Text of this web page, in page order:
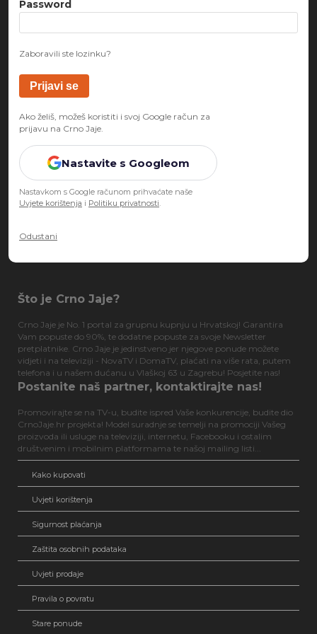
Password
Zaboravili ste lozinku?
Ako želiš, možeš koristiti i svoj Google račun za
prijavu na Crno Jaje.
Nastavite s Googleom
Nastavkom s Google računom prihvaćate naše
Uvjete korištenja i Politiku privatnosti.
Odustani
Što je Crno Jaje?
Crno Jaje je No. 1 portal za grupnu kupnju u Hrvatskoj! Garantira
Vam popuste do 90%, te dodatne popuste za svoje Newsletter
pretplatnike. Crno Jaje je jedinstveno jer njegove ponude možete
vidjeti i na televiziji - NovaTV i DomaTV, plaćati na više rata, putem
telefona i u našem dućanu u Vlaškoj 63 u Zagrebu! Posjetite nas!
Postanite naš partner, kontaktirajte nas!
Promovirajte se na TV-u, budite ispred Vaše konkurencije, budite dio
CrnoJaje.hr projekta! Model suradnje se temelji na promociji Vašeg
proizvoda ili usluge na televiziji, internetu, Facebooku i ostalim
društvenim i mobilnim platformama te našoj mailing listi...
Kako kupovati
Uvjeti korištenja
Sigurnost plaćanja
Zaštita osobnih podataka
Uvjeti prodaje
Pravila o povratu
Stare ponude